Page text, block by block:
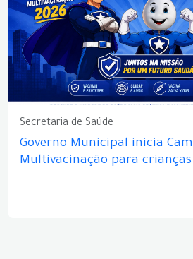
Secretaria de Saúde
Governo Municipal inicia
Multivacinação para crianças